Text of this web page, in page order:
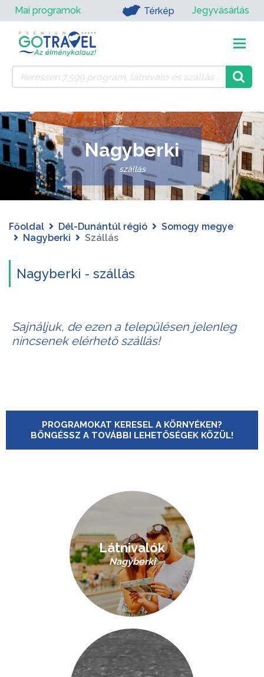
Mai programok Térkép Jegyvásárlás
Nagyberki
szállás
Főoldal Dél-Dunántúl régió
Somogy megye
Nagyberki
Szállás
Nagyberki - szállás
Sajnáljuk, de ezen a településen jelenleg
nincsenek elérhető szállás!
PROGRAMOKAT KERESEL A KÖRNYÉKEN?
BÖNGÉSSZ A TOVÁBBI LEHETŐSÉGEK KÖZÜL!
Látnivalók
Nagyberki